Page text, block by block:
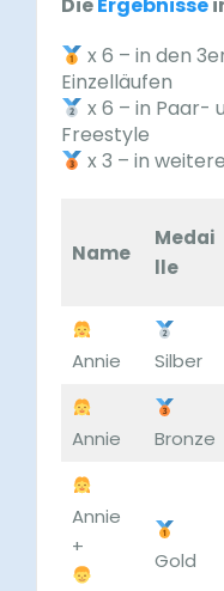
x 6 – in den
Einzelläufen
x 6 – in Paar-
Freestyle
x 3 – in
Name
Medai
lle
Annie Silber
Annie Bronze
Annie
+
Gold